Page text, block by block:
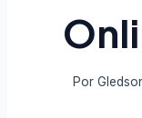
Por